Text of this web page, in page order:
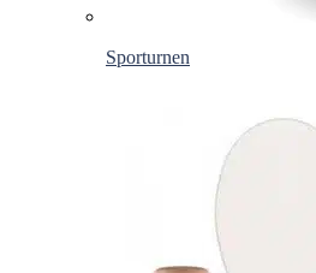
Sporturnen